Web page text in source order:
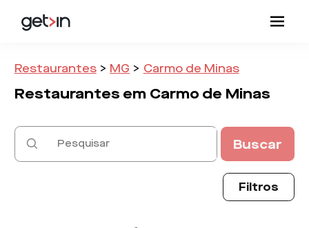
Restaurantes > MG > Carmo de Minas
Restaurantes em Carmo de Minas
Buscar
Filtros